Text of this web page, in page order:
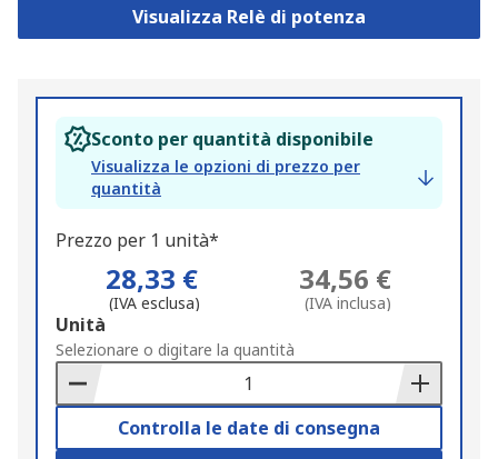
Visualizza Relè di potenza
Sconto per quantità disponibile
Visualizza le opzioni di prezzo per
quantità
Prezzo per 1 unità*
28,33 €
(IVA esclusa)
34,56 €
(IVA inclusa)
Add
to
Basket
Unità
Selezionare o digitare la quantità
Controlla le date di consegna